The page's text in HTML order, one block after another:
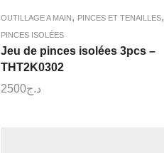
OUTILLAGE A MAIN, PINCES ET TENAILLES,
PINCES ISOLÉES
Jeu de pinces isolées 3pcs –
THT2K0302
د.ج2500